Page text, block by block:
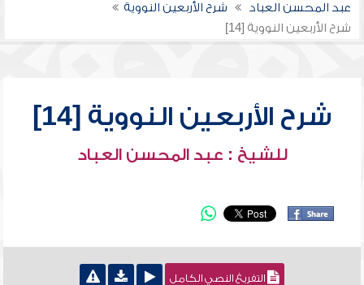
عبد المحسن العباد
شرح الأربعين النووية
شرح الأربعين النووية [14]
شرح الأربعين النووية [14]
للشيخ : عبد المحسن العباد
التفريغ النصي الكامل